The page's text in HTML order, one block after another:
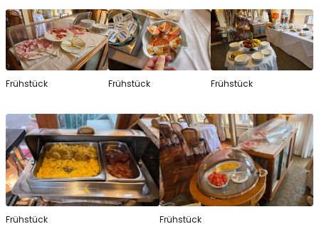
Frühstück Frühstück Frühstück
Frühstück Frühstück